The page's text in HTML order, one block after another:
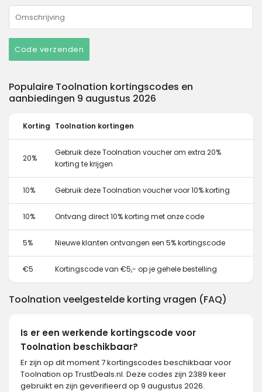
Code verzenden
Populaire Toolnation kortingscodes en
aanbiedingen 9 augustus 2026
Korting Toolnation kortingen
20%
Gebruik deze Toolnation voucher om extra 20%
korting te krijgen
10% Gebruik deze Toolnation voucher voor 10% korting
10% Ontvang direct 10% korting met onze code
5% Nieuwe klanten ontvangen een 5% kortingscode
€5 Kortingscode van €5,- op je gehele bestelling
Toolnation veelgestelde korting vragen (FAQ)
Is er een werkende kortingscode voor
Toolnation beschikbaar?
Er zijn op dit moment 7 kortingscodes beschikbaar voor
Toolnation op TrustDeals.nl. Deze codes zijn 2389 keer
gebruikt en zijn geverifieerd op 9 augustus 2026.